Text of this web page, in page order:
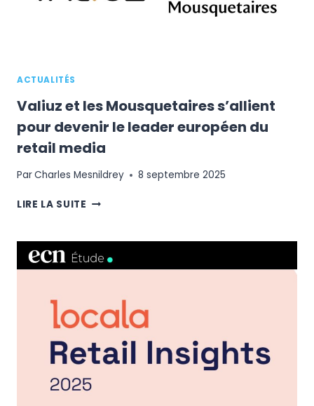
ACTUALITÉS
Valiuz et les Mousquetaires s’allient
pour devenir le leader européen du
retail media
ParCharles Mesnildrey 8 septembre 2025
LIRE LA SUITE VALIUZ
MOUSQUETAIRES
S’ALLIENT
LEADER
DU
RETAIL
MEDIA